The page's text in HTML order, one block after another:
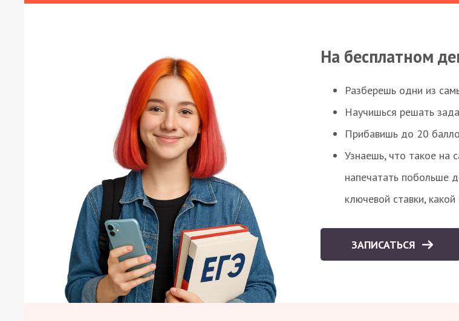
На бесплатном
Разберешь одни из
Научишься решать
Прибавишь до 20
Узнаешь, что такое на
напечатать побольше
ключевой ставки,
ЗАПИСАТЬСЯ